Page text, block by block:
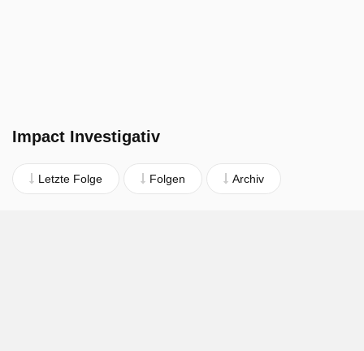
Impact Investigativ
Letzte Folge Folgen Archiv